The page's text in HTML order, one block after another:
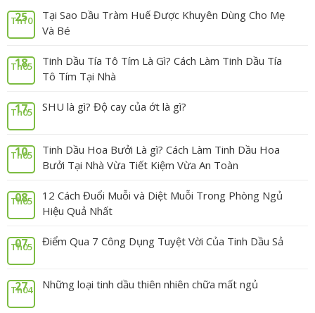
25
Th10
Tại Sao Dầu Tràm Huế Được Khuyên Dùng Cho Mẹ
Và Bé
18
Th05
Tinh Dầu Tía Tô Tím Là Gì? Cách Làm Tinh Dầu Tía
Tô Tím Tại Nhà
17
Th05 SHU là gì? Độ cay của ớt là gì?
10
Th05
Tinh Dầu Hoa Bưởi Là gì? Cách Làm Tinh Dầu Hoa
Bưởi Tại Nhà Vừa Tiết Kiệm Vừa An Toàn
08
Th05
12 Cách Đuổi Muỗi và Diệt Muỗi Trong Phòng Ngủ
Hiệu Quả Nhất
07
Th05 Điểm Qua 7 Công Dụng Tuyệt Vời Của Tinh Dầu Sả
27
Th04 Những loại tinh dầu thiên nhiên chữa mất ngủ